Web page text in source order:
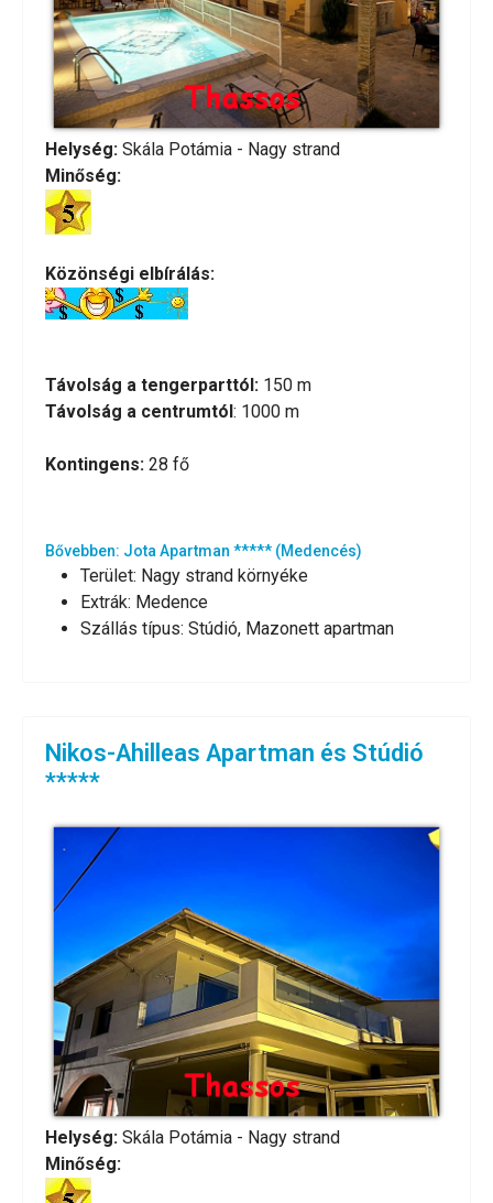
Helység: Skála Potámia - Nagy strand
Minőség:
Közönségi elbírálás:
Távolság a tengerparttól: 150 m
Távolság a centrumtól: 1000 m
Kontingens: 28 fő
Bővebben: Jota Apartman ***** (Medencés)
Terület: Nagy strand környéke
Extrák: Medence
Szállás típus: Stúdió, Mazonett apartman
Nikos-Ahilleas Apartman és Stúdió
*****
Helység: Skála Potámia - Nagy strand
Minőség: